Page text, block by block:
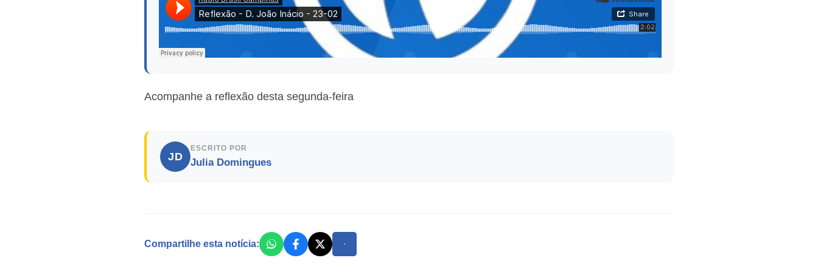
Acompanhe a reflexão desta segunda-feira
JD
ESCRITO POR
Julia Domingues
Compartilhe esta notícia: